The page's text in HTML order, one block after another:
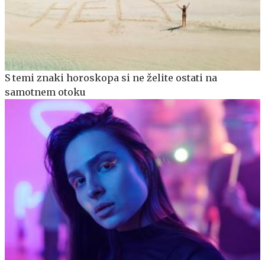
S temi znaki horoskopa si ne želite ostati na
samotnem otoku